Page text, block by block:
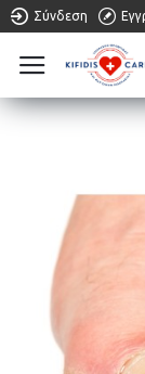
Σύνδεση